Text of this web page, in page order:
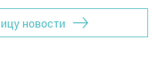
новости